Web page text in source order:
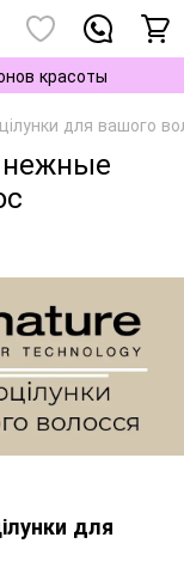
красоты
для вашого
для